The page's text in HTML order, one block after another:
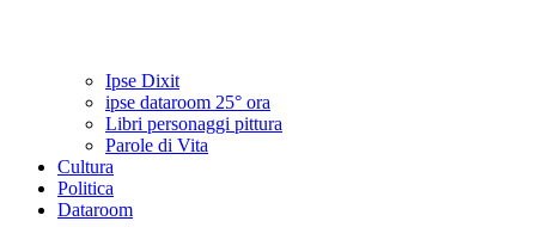
Ipse Dixit
ipse dataroom 25° ora
Libri personaggi pittura
Parole di Vita
Cultura
Politica
Dataroom